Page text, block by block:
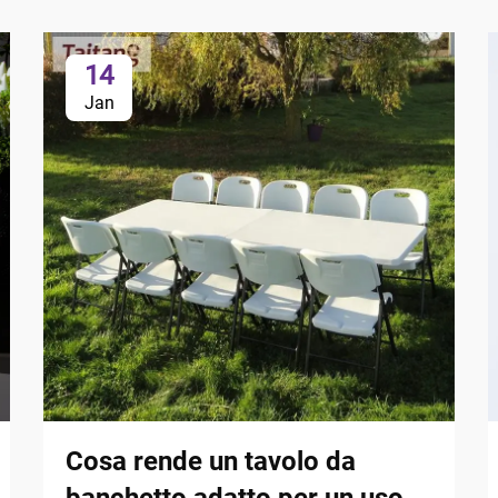
14
Jan
Cosa rende un tavolo da